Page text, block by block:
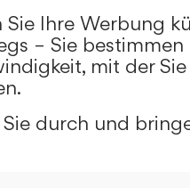
Sie Ihre Werbung
– Sie
mit der
durch und